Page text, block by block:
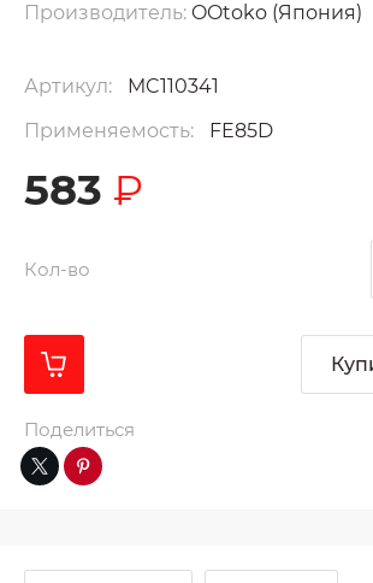
Производитель: OOtoko (Япония)
Артикул:
MC110341
Применяемость:
FE85D
583 ₽
Кол-во
Поделиться